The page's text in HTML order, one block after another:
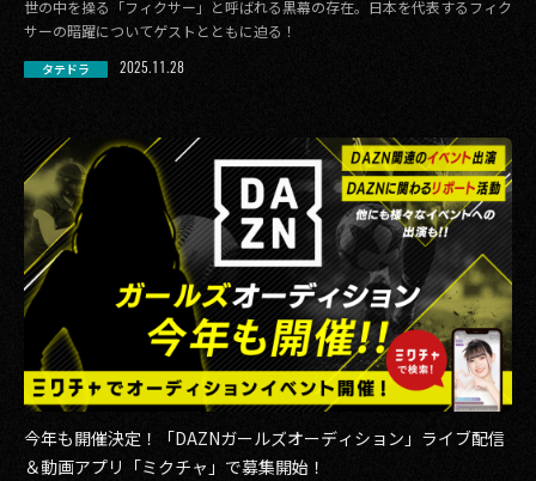
世の中を操る「フィクサー」と呼ばれる黒幕の存在。日本を代表するフィク
サーの暗躍についてゲストとともに迫る！
タテドラ 2025.11.28
今年も開催決定！「DAZNガールズオーディション」ライブ配信
＆動画アプリ「ミクチャ」で募集開始！